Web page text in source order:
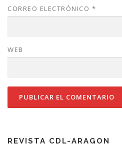
CORREO ELECTRÓNICO *
WEB
REVISTA CDL-ARAGON